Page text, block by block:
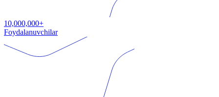
10,000,000+
Foydalanuvchilar